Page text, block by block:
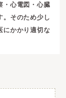
・心電図・心臓
。そのため少し
にかかり適切な